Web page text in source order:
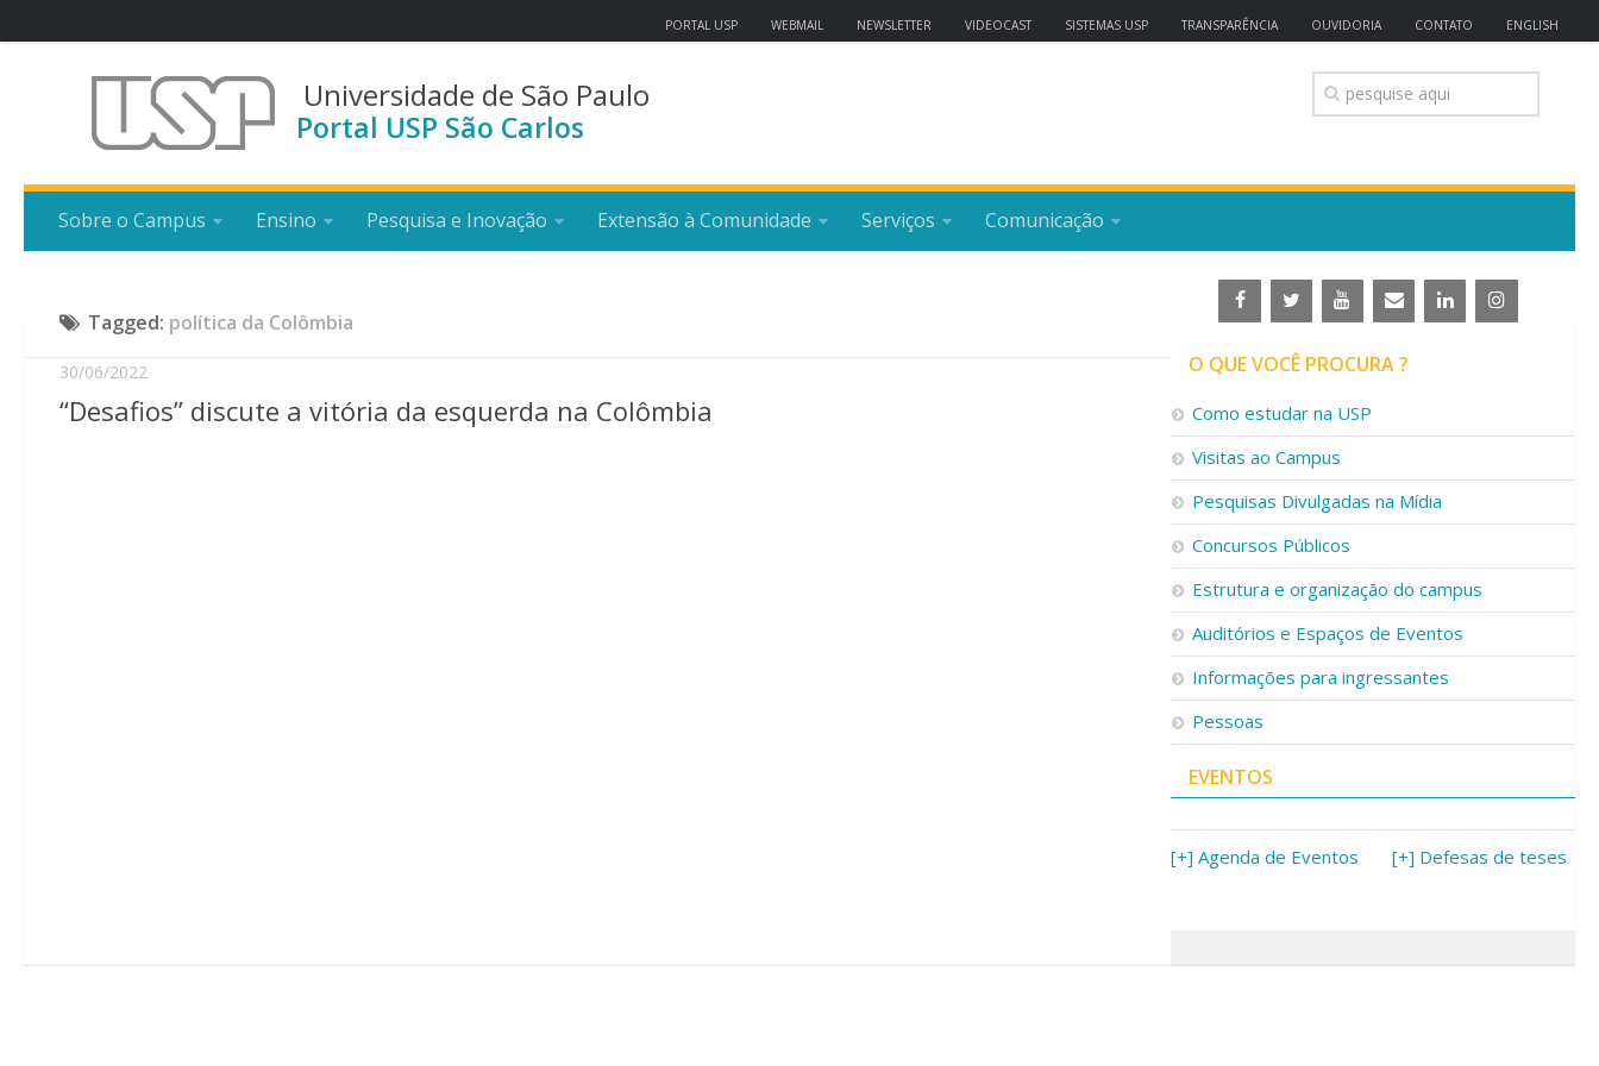
PORTAL USP WEBMAIL NEWSLETTER VIDEOCAST SISTEMAS USP TRANSPARÊNCIA OUVIDORIA CONTATO ENGLISH
Universidade de São Paulo
Portal USP São Carlos
Sobre o Campus Ensino Pesquisa e Inovação Extensão à Comunidade Serviços Comunicação
Tagged: política da Colômbia
30/06/2022
“Desafios” discute a vitória da esquerda na Colômbia
O QUE VOCÊ PROCURA ?
Como estudar na USP
Visitas ao Campus
Pesquisas Divulgadas na Mídia
Concursos Públicos
Estrutura e organização do campus
Auditórios e Espaços de Eventos
Informações para ingressantes
Pessoas
EVENTOS
[+] Agenda de Eventos [+] Defesas de teses